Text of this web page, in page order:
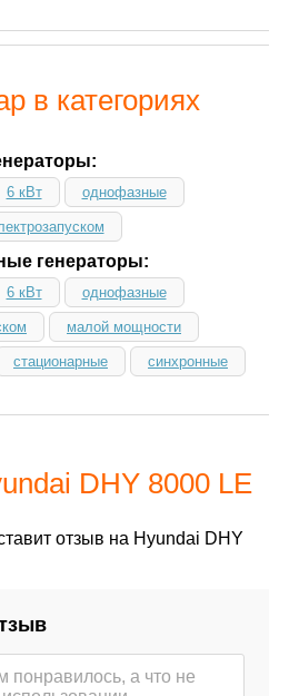
в категориях
6 кВт однофазные
генераторы:
6 кВт однофазные
малой мощности
стационарные синхронные
DHY 8000 LE
отзыв на Hyundai DHY